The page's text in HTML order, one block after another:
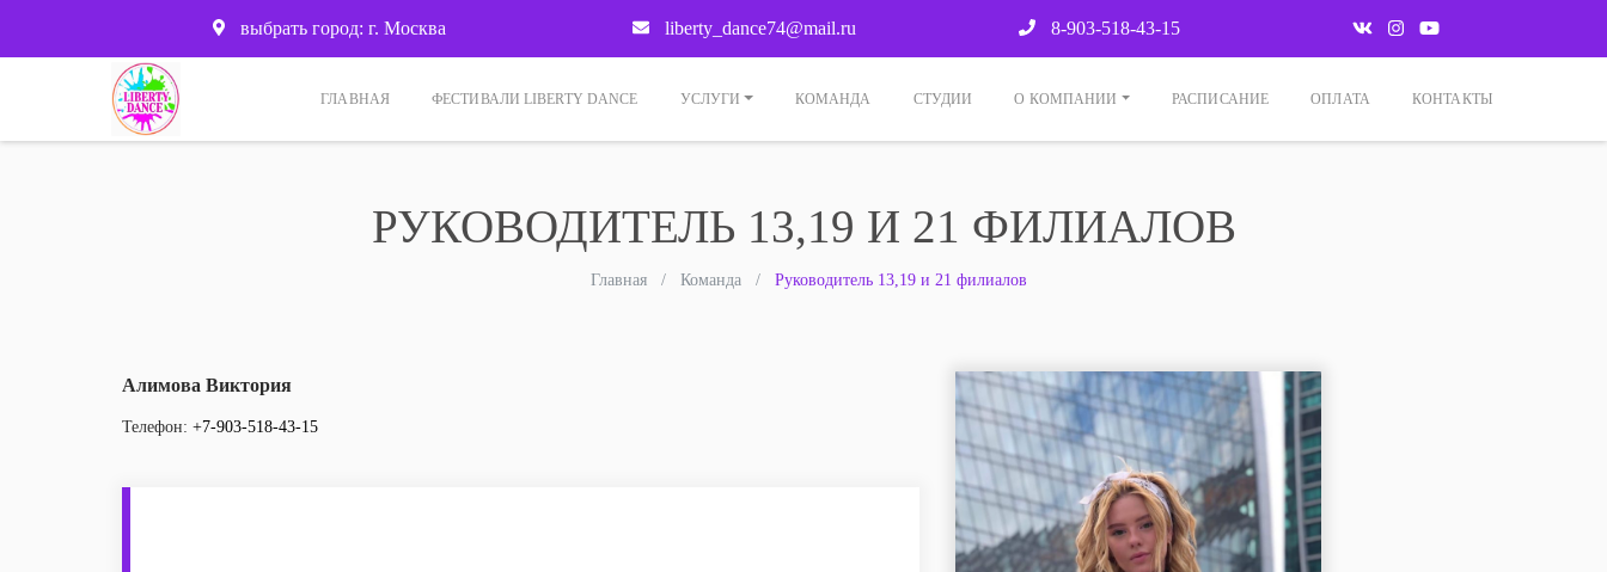
выбрать город: г. Москва liberty_dance74@mail.ru 8-903-518-43-15
ГЛАВНАЯ ФЕСТИВАЛИ LIBERTY DANCE УСЛУГИ КОМАНДА СТУДИИ О КОМПАНИИ РАСПИСАНИЕ ОПЛАТА КОНТАКТЫ
РУКОВОДИТЕЛЬ 13,19 И 21 ФИЛИАЛОВ
Главная Команда Руководитель 13,19 и 21 филиалов
Алимова Виктория
Телефон: +7-903-518-43-15